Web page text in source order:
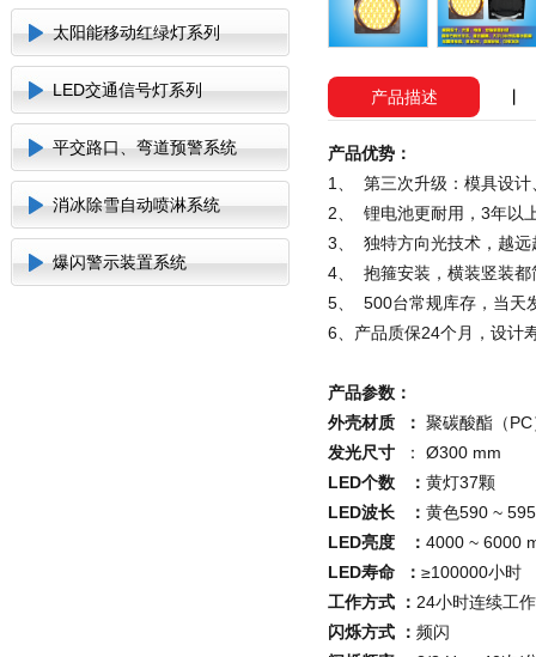
太阳能移动红绿灯系列
LED交通信号灯系列
平交路口、弯道预警系统
消冰除雪自动喷淋系统
爆闪警示装置系统
产品描述
产品优势：
1
第三次升级：模具设
2
锂电池更耐用， 3年以
3
独特方向光技术，越远
4
抱箍安装，横装竖装都
5
500台常规库存，当天
6 、产品质保24个月，设计
产品参数：
外壳材质
： 聚碳酸酯（PC
发光尺寸
： Ø300 mm
LED个数 ： 黄灯37颗
LED波长 ： 黄色590 ~
LED亮度 ： 4000 ~ 6000
LED寿命 ： ≥100000小时
工作方式 ： 24小时连续工
闪烁方式 ： 频闪